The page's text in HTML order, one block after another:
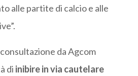
alle partite di calcio e alle
da Agcom
di inibire in via cautelare